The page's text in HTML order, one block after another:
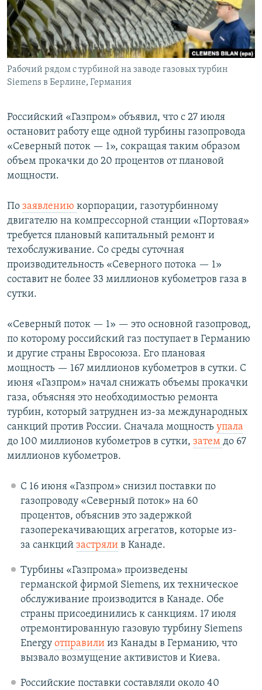
Рабочий рядом с турбиной на заводе газовых турбин
Siemens в Берлине, Германия
Российский «Газпром» объявил, что с 27 июля
остановит работу еще одной турбины газопровода
«Северный поток — 1», сокращая таким образом
объем прокачки до 20 процентов от плановой
мощности.
По заявлению корпорации, газотурбинному
двигателю на компрессорной станции «Портовая»
требуется плановый капитальный ремонт и
техобслуживание. Со среды суточная
производительность «Северного потока — 1»
составит не более 33 миллионов кубометров газа в
сутки.
«Северный поток — 1» — это основной газопровод,
по которому российский газ поступает в Германию
и другие страны Евросоюза. Его плановая
мощность — 167 миллионов кубометров в сутки. С
июня «Газпром» начал снижать объемы прокачки
газа, объясняя это необходимостью ремонта
турбин, который затруднен из-за международных
санкций против России. Сначала мощность упала
до 100 миллионов кубометров в сутки, затем до 67
миллионов кубометров.
С 16 июня «Газпром» снизил поставки по
газопроводу «Северный поток» на 60
процентов, объяснив это задержкой
газоперекачивающих агрегатов, которые из-
за санкций застрялив Канаде.
Турбины «Газпрома» произведены
германской фирмой Siemens, их техническое
обслуживание производится в Канаде. Обе
страны присоединились к санкциям. 17 июля
отремонтированную газовую турбину Siemens
Energy отправилииз Канады в Германию, что
вызвало возмущение активистов и Киева.
Российские поставки составляли около 40